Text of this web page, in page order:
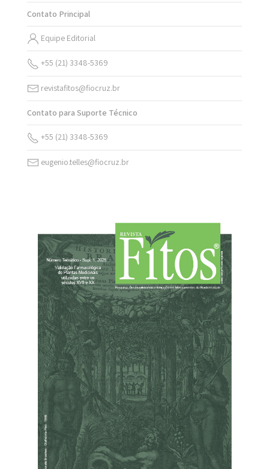
Contato Principal
Equipe Editorial
+55 (21) 3348-5369
revistafitos@fiocruz.br
Contato para Suporte Técnico
+55 (21) 3348-5369
eugenio.telles@fiocruz.br